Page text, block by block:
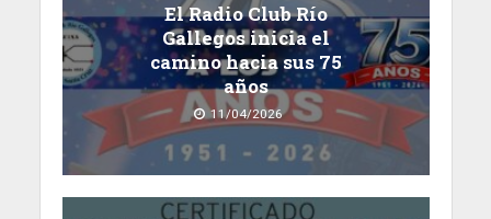
El Radio Club Río
Gallegos inicia el
camino hacia sus 75
años
11/04/2026